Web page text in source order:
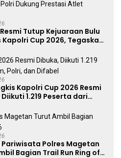
Tutup Kejuaraan Bulu
Kapolri Cup 2026, Tegaskan
Kapolri Cup 2026 Resmi
1.219 Peserta dari
Pariwisata Polres Magetan
Bagian Trail Run Ring of